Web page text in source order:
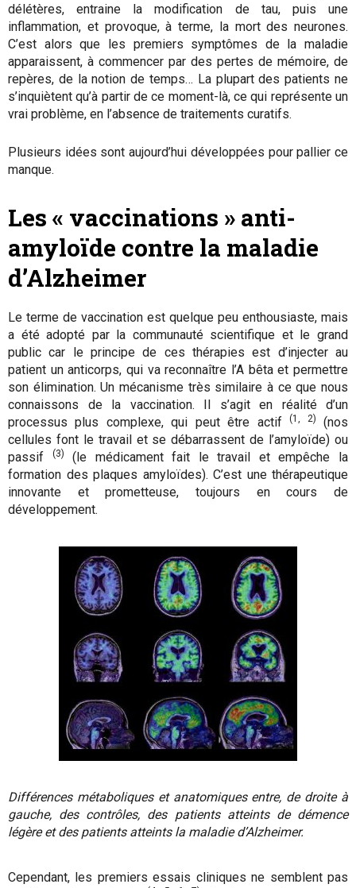
délétères, entraine la modification de tau, puis une
inflammation, et provoque, à terme, la mort des neurones.
C’est alors que les premiers symptômes de la maladie
apparaissent, à commencer par des pertes de mémoire, de
repères, de la notion de temps… La plupart des patients ne
s’inquiètent qu’à partir de ce moment-là, ce qui représente un
vrai problème, en l’absence de traitements curatifs.
Plusieurs idées sont aujourd’hui développées pour pallier ce
manque.
Les « vaccinations » anti-
amyloïde contre la maladie
d’Alzheimer
Le terme de vaccination est quelque peu enthousiaste, mais
a été adopté par la communauté scientifique et le grand
public car le principe de ces thérapies est d’injecter au
patient un anticorps, qui va reconnaître l’A bêta et permettre
son élimination. Un mécanisme très similaire à ce que nous
connaissons de la vaccination. Il s’agit en réalité d’un
processus plus complexe, qui peut être actif(1, 2)
(nos
cellules font le travail et se débarrassent de l’amyloïde) ou
passif
(3)
(le médicament fait le travail et empêche la
formation des plaques amyloïdes). C’est une thérapeutique
innovante et prometteuse, toujours en cours de
développement.
Différences métaboliques et anatomiques entre, de droite à
gauche, des contrôles, des patients atteints de démence
légère et des patients atteints la maladie d’Alzheimer.
Cependant, les premiers essais cliniques ne semblent pas